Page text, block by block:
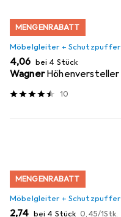
MENGENRABATT
Möbelgleiter + Schutzpuffer
EUR
4,06 bei 4 Stück
Wagner Höhenversteller
10
MENGENRABATT
Möbelgleiter + Schutzpuffer
EUR
2,74 bei 4 Stück EUR
0,45/1Stk.